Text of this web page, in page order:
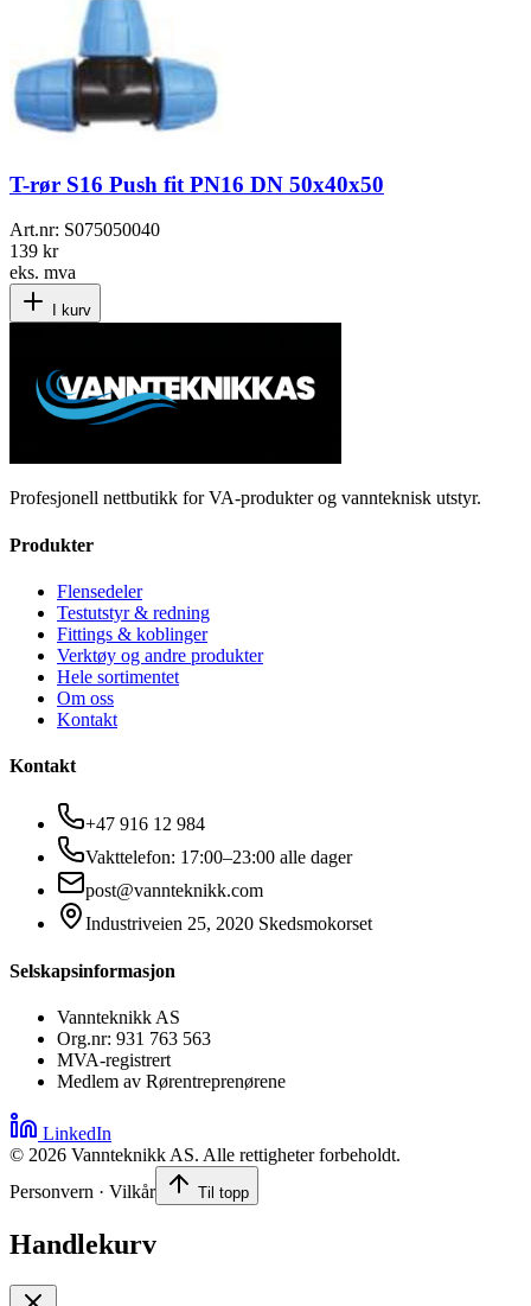
T-rør S16 Push fit PN16 DN 50x40x50
Art.nr: S075050040
139 kr
eks. mva
I kurv
Profesjonell nettbutikk for VA-produkter og vannteknisk utstyr.
Produkter
Flensedeler
Testutstyr & redning
Fittings & koblinger
Verktøy og andre produkter
Hele sortimentet
Om oss
Kontakt
Kontakt
+47 916 12 984
Vakttelefon: 17:00–23:00 alle dager
post@vannteknikk.com
Industriveien 25, 2020 Skedsmokorset
Selskapsinformasjon
Vannteknikk AS
Org.nr: 931 763 563
MVA-registrert
Medlem av Rørentreprenørene
LinkedIn
© 2026 Vannteknikk AS. Alle rettigheter forbeholdt.
Personvern · Vilkår
Til topp
Handlekurv